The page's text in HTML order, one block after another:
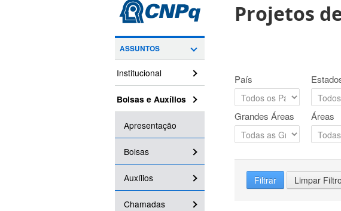
ASSUNTOS
Institucional
Bolsas e Auxílios
Apresentação
Bolsas
Auxílios
Chamadas
Projetos
País
Grandes Áreas Áreas
Filtrar Limpar